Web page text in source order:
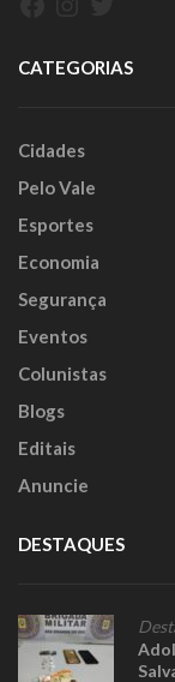
CATEGORIAS
Cidades
Pelo Vale
Esportes
Economia
Segurança
Eventos
Colunistas
Blogs
Editais
Anuncie
DESTAQUES